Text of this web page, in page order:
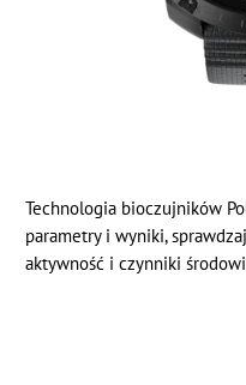
Technologia bioczujników
parametry i wyniki,
aktywność i czynniki